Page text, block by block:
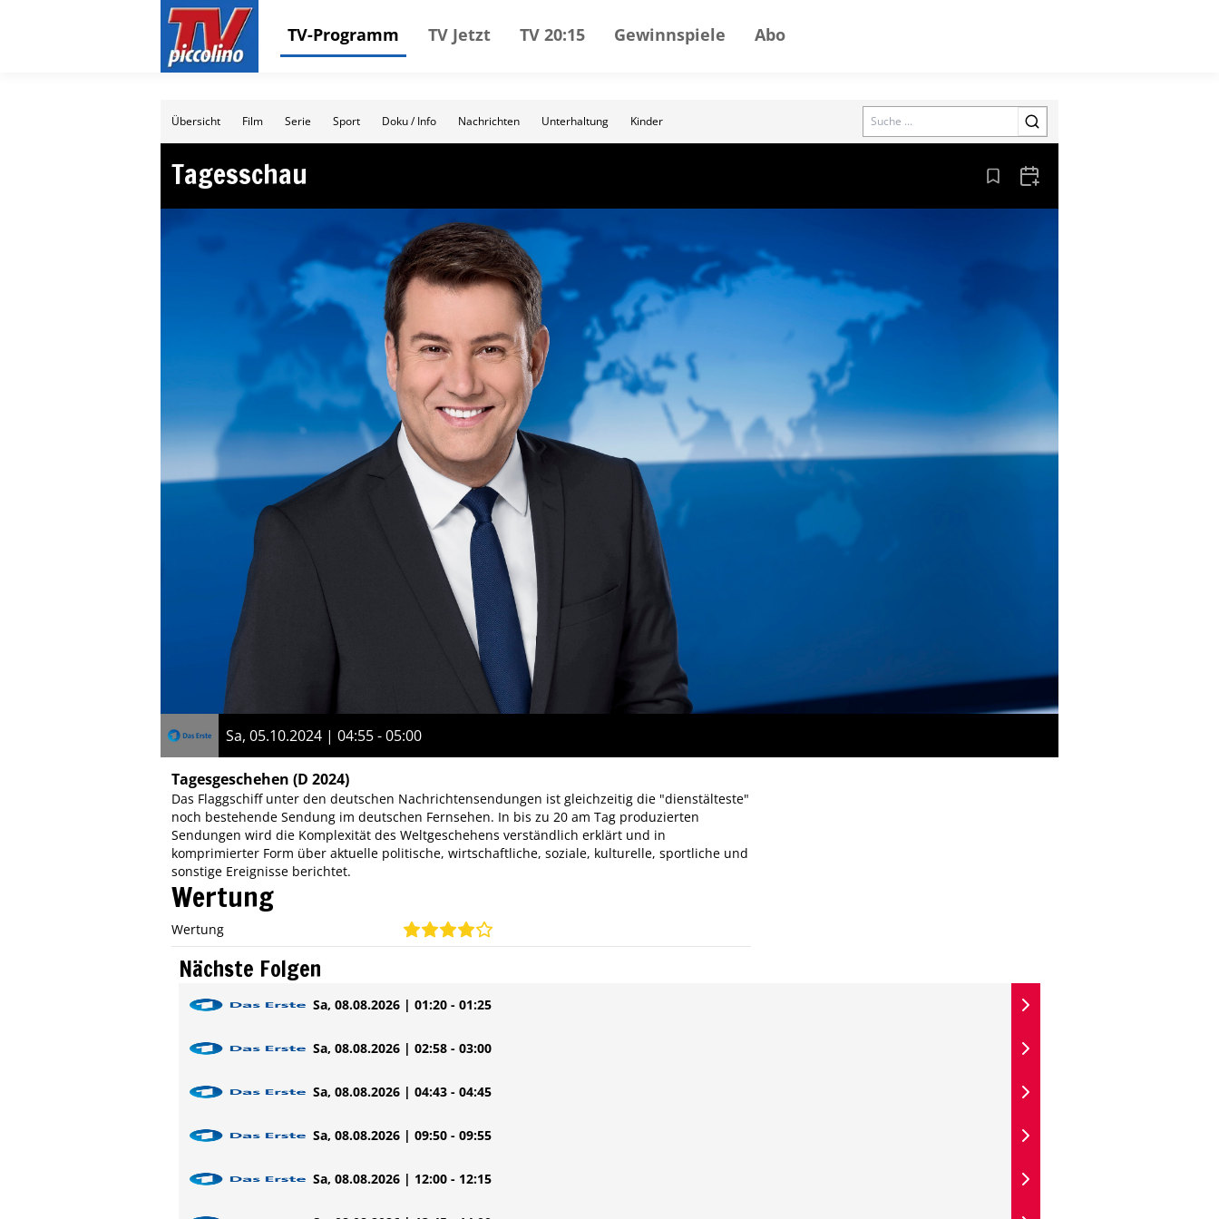
TV-Programm TV Jetzt TV 20:15 Gewinnspiele Abo
Übersicht Film Serie Sport Doku / Info Nachrichten Unterhaltung Kinder Search
Tagesschau Aus den Lesezeichen entfernen
Zum Kalender hinzufügen
Sa, 05.10.2024 | 04:55 - 05:00
Tagesgeschehen (D 2024)
Das Flaggschiff unter den deutschen Nachrichtensendungen ist gleichzeitig die "dienstälteste"
noch bestehende Sendung im deutschen Fernsehen. In bis zu 20 am Tag produzierten
Sendungen wird die Komplexität des Weltgeschehens verständlich erklärt und in
komprimierter Form über aktuelle politische, wirtschaftliche, soziale, kulturelle, sportliche und
sonstige Ereignisse berichtet.
Wertung
Wertung
Nächste Folgen
Sa, 08.08.2026 | 01:20 - 01:25
Sa, 08.08.2026 | 02:58 - 03:00
Sa, 08.08.2026 | 04:43 - 04:45
Sa, 08.08.2026 | 09:50 - 09:55
Sa, 08.08.2026 | 12:00 - 12:15